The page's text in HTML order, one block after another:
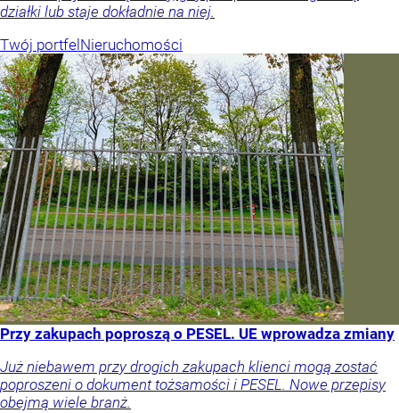
działki lub staje dokładnie na niej.
Twój portfel Nieruchomości
Przy zakupach poproszą o PESEL. UE wprowadza zmiany
Już niebawem przy drogich zakupach klienci mogą zostać
poproszeni o dokument tożsamości i PESEL. Nowe przepisy
obejmą wiele branż.